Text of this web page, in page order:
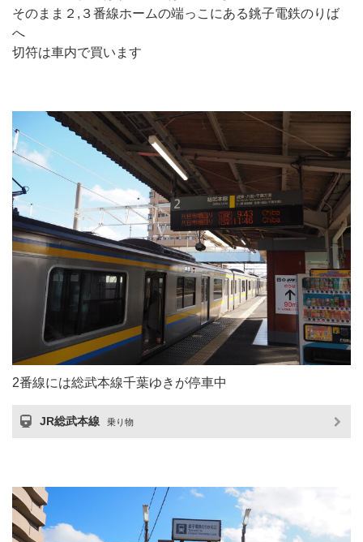
そのまま２,３番線ホームの端っこにある銚子電鉄のりば
へ
切符は車内で買います
2番線には総武本線千葉ゆきが停車中
JR総武本線 乗り物